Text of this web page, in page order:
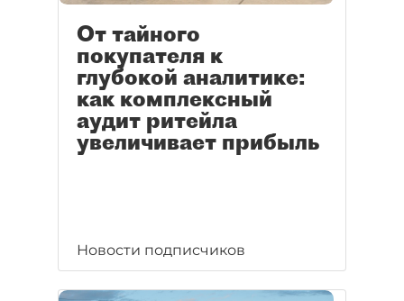
От тайного
покупателя к
глубокой аналитике:
как комплексный
аудит ритейла
увеличивает прибыль
Новости подписчиков